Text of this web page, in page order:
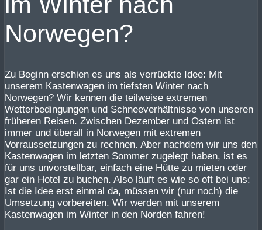
Norwegen?
Zu Beginn erschien es uns als verrückte Idee: Mit
unserem Kastenwagen im tiefsten Winter nach
Norwegen? Wir kennen die teilweise extremen
Wetterbedingungen und Schneeverhältnisse von unseren
früheren Reisen. Zwischen Dezember und Ostern ist
immer und überall in Norwegen mit extremen
Vorraussetzungen zu rechnen. Aber nachdem wir uns den
Kastenwagen im letzten Sommer zugelegt haben, ist es
für uns unvorstellbar, einfach eine Hütte zu mieten oder
gar ein Hotel zu buchen. Also läuft es wie so oft bei uns:
Ist die Idee erst einmal da, müssen wir (nur noch) die
Umsetzung vorbereiten. Wir werden mit unserem
Kastenwagen im Winter in den Norden fahren!